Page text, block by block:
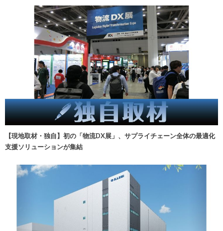
【現地取材・独自】初の「物流DX展」、サプライチェーン全体の最適化
支援ソリューションが集結